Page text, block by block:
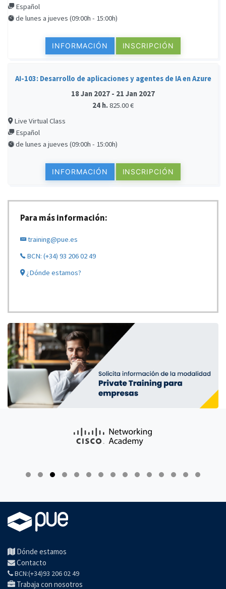
Español
de lunes a jueves (09:00h - 15:00h)
INFORMACIÓN INSCRIPCIÓN
AI-103: Desarrollo de aplicaciones y agentes de IA en Azure
18 Jan 2027 - 21 Jan 2027
24 h.825.00 €
Live Virtual Class
Español
de lunes a jueves (09:00h - 15:00h)
INFORMACIÓN INSCRIPCIÓN
Para más información:
training@pue.es
BCN: (+34) 93 206 02 49
¿Dónde estamos?
Dónde estamos
Contacto
BCN:(+34)93 206 02 49
Trabaja con nosotros